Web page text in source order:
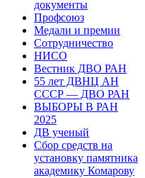
документы
Профсоюз
Медали и премии
Сотрудничество
НИСО
Вестник ДВО РАН
55 лет ДВНЦ АН
СССР — ДВО РАН
ВЫБОРЫ В РАН
2025
ДВ ученый
Сбор средств на
установку памятника
академику Комарову